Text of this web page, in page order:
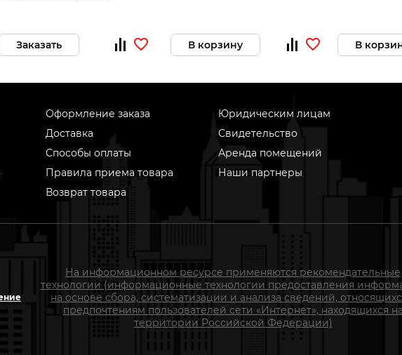
Заказать В корзину В
Оформление заказа
Доставка
Способы оплаты
Правила приема товара
Возврат товара
Юридическим лицам
Свидетельство
Аренда помещений
Наши партнеры
На информационном ресурсе применяются рекомендательные
технологии (информационные технологии предоставления
на основе сбора, систематизации и анализа сведений,
предпочтениям пользователей сети «Интернет», находящихся на
территории Российской Федерации)